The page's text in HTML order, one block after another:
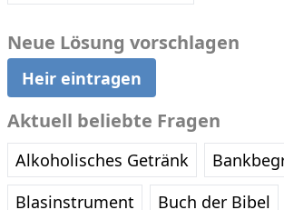
Neue Lösung vorschlagen
Heir eintragen
Aktuell beliebte Fragen
Alkoholisches Getränk
Blasinstrument
Buch der Bibel